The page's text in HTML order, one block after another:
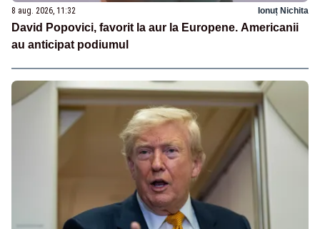
8 aug. 2026, 11:32 Ionuț Nichita
David Popovici, favorit la aur la Europene. Americanii
au anticipat podiumul